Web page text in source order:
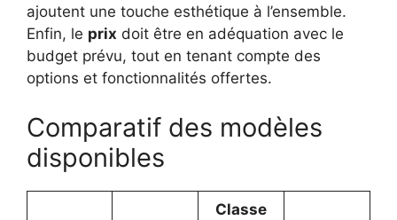
ajoutent une touche esthétique à l’ensemble.
Enfin, le prix doit être en adéquation avec le
budget prévu, tout en tenant compte des
options et fonctionnalités offertes.
Comparatif des modèles
disponibles
Classe